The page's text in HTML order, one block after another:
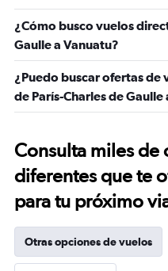
¿Cómo busco vuelos
Gaulle a Vanuatu?
¿Puedo buscar ofertas de
de París-Charles de Gaulle
Consulta miles de
diferentes que te
para tu próximo
Otras opciones de vuelos